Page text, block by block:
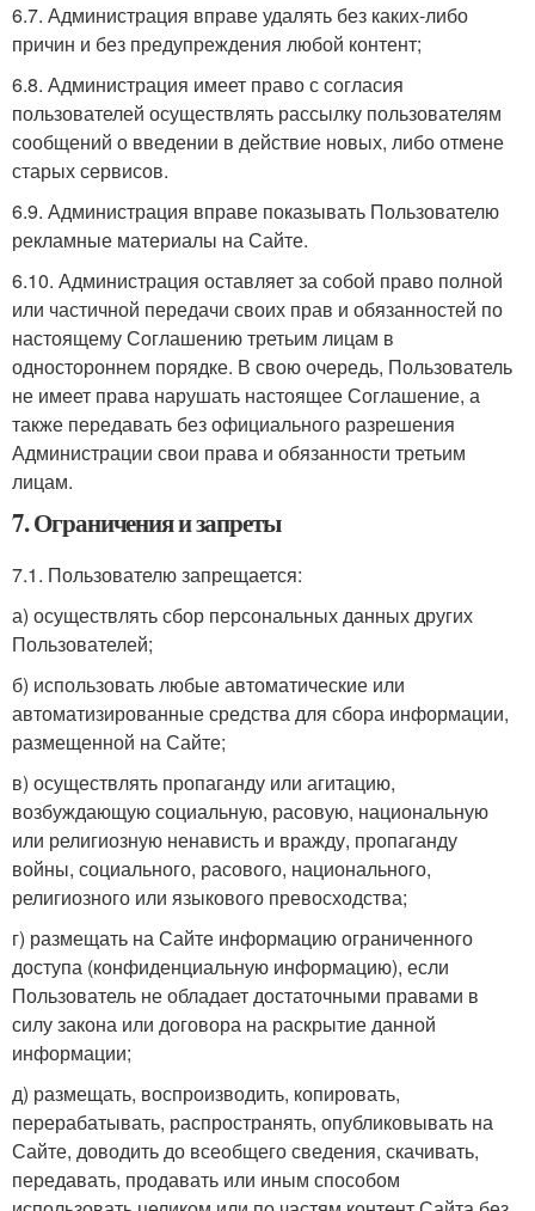
6.7. Администрация вправе удалять без каких-либо
причин и без предупреждения любой контент;
6.8. Администрация имеет право с согласия
пользователей осуществлять рассылку пользователям
сообщений о введении в действие новых, либо отмене
старых сервисов.
6.9. Администрация вправе показывать Пользователю
рекламные материалы на Сайте.
6.10. Администрация оставляет за собой право полной
или частичной передачи своих прав и обязанностей по
настоящему Соглашению третьим лицам в
одностороннем порядке. В свою очередь, Пользователь
не имеет права нарушать настоящее Соглашение, а
также передавать без официального разрешения
Администрации свои права и обязанности третьим
лицам.
7. Ограничения и запреты
7.1. Пользователю запрещается:
а) осуществлять сбор персональных данных других
Пользователей;
б) использовать любые автоматические или
автоматизированные средства для сбора информации,
размещенной на Сайте;
в) осуществлять пропаганду или агитацию,
возбуждающую социальную, расовую, национальную
или религиозную ненависть и вражду, пропаганду
войны, социального, расового, национального,
религиозного или языкового превосходства;
г) размещать на Сайте информацию ограниченного
доступа (конфиденциальную информацию), если
Пользователь не обладает достаточными правами в
силу закона или договора на раскрытие данной
информации;
д) размещать, воспроизводить, копировать,
перерабатывать, распространять, опубликовывать на
Сайте, доводить до всеобщего сведения, скачивать,
передавать, продавать или иным способом